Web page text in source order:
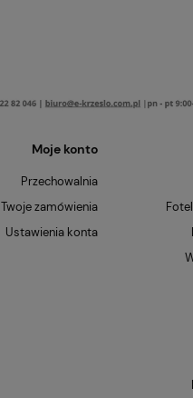
Moje konto
Przechowalnia
Twoje zamówienia
Ustawienia konta